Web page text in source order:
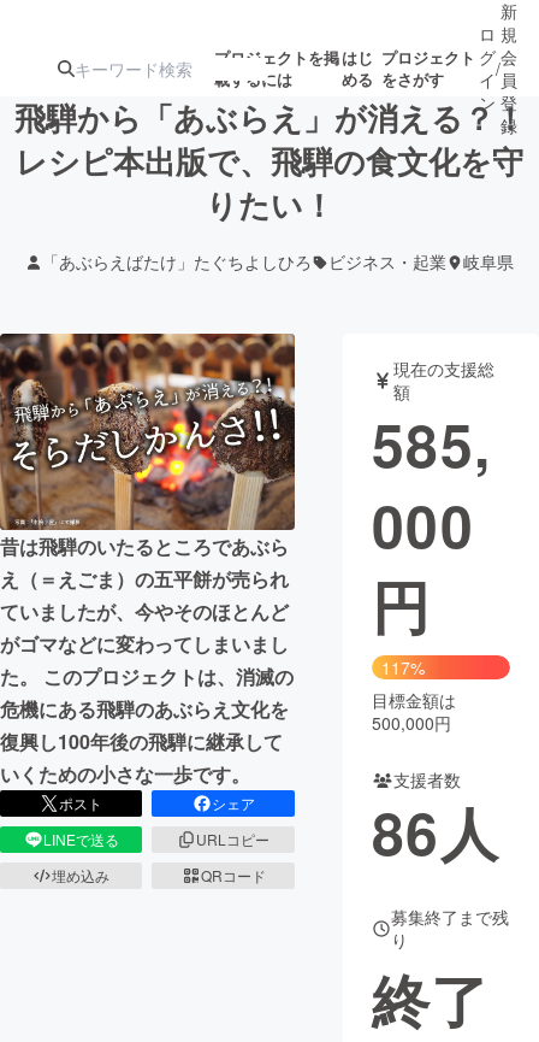
プロジェクトを掲
載するには
はじ
める
プロジェクト
をさがす
注目の新着プロ 募集終了が近いプ
テクノロジー・ガジェット
映像・映画 書籍・雑誌
ビジネス・起業 チャレンジ
まちづくり・地域活性化
CAMPFIRE for Social Good
CAMPFIRE Creation
CAMPFIREふるさと納税machi-ya コミュニティ
ロ
グ
イ
ン
/
新
規
会
員
登
録
飛騨から「あぶらえ」が消える？！
レシピ本出版で、飛騨の食文化を守
りたい！
「あぶらえばたけ」たぐちよしひろ ビジネス・起業 岐阜県
昔は飛騨のいたるところであぶら
え（＝えごま）の五平餅が売られ
ていましたが、今やそのほとんど
がゴマなどに変わってしまいまし
た。 このプロジェクトは、消滅の
危機にある飛騨のあぶらえ文化を
復興し100年後の飛騨に継承して
いくための小さな一歩です。
ポスト
シェア
LINEで送る
URLコピー
埋め込み
QRコード
現在の支援総
額
585,
000
円
117%
目標金額は
500,000円
支援者数
86人
募集終了まで残
り
終了